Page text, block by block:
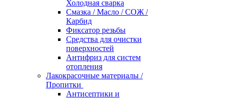
Холодная сварка
Смазка / Масло / СОЖ /
Карбид
Фиксатор резьбы
Средства для очистки
поверхностей
Антифриз для систем
отопления
Лакокрасочные материалы /
Пропитки
Антисептики и